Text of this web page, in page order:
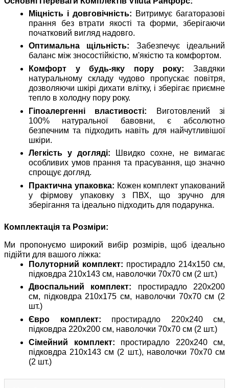
Міцність і довговічність: Витримує багаторазові
прання без втрати якості та форми, зберігаючи
початковий вигляд надовго.
Оптимальна щільність: Забезпечує ідеальний
баланс між зносостійкістю, м'якістю та комфортом.
Комфорт у будь-яку пору року: Завдяки
натуральному складу чудово пропускає повітря,
дозволяючи шкірі дихати влітку, і зберігає приємне
тепло в холодну пору року.
Гіпоалергенні властивості: Виготовлений зі
100% натуральної бавовни, є абсолютно
безпечним та підходить навіть для найчутливішої
шкіри.
Легкість у догляді: Швидко сохне, не вимагає
особливих умов прання та прасування, що значно
спрощує догляд.
Практична упаковка: Кожен комплект упакований
у фірмову упаковку з ПВХ, що зручно для
зберігання та ідеально підходить для подарунка.
Комплектація та Розміри:
Ми пропонуємо широкий вибір розмірів, щоб ідеально
підійти для вашого ліжка:
Полуторний комплект: простирадло 214х150 см,
підковдра 210х143 см, наволочки 70х70 см (2 шт.)
Двоспальний комплект: простирадло 220х200
см, підковдра 210х175 см, наволочки 70х70 см (2
шт.)
Євро комплект: простирадло 220х240 см,
підковдра 220х200 см, наволочки 70х70 см (2 шт.)
Сімейний комплект: простирадло 220х240 см,
підковдра 210х143 см (2 шт.), наволочки 70х70 см
(2 шт.)